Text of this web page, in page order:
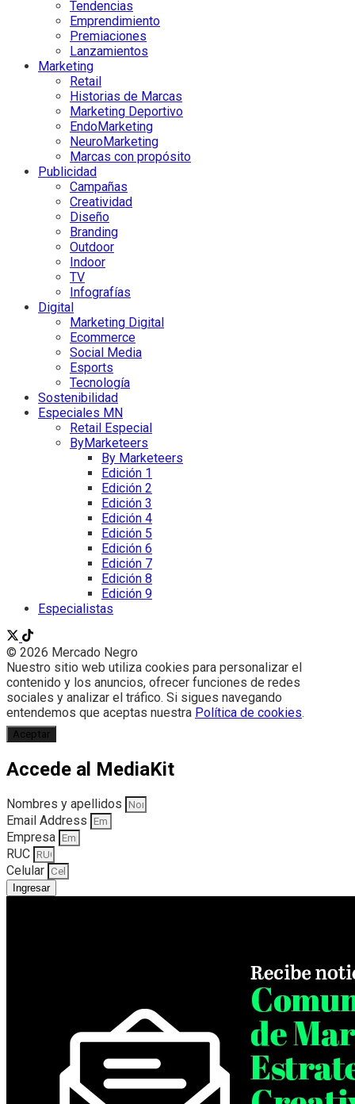
Tendencias
Emprendimiento
Premiaciones
Lanzamientos
Marketing
Retail
Historias de Marcas
Marketing Deportivo
EndoMarketing
NeuroMarketing
Marcas con propósito
Publicidad
Campañas
Creatividad
Diseño
Branding
Outdoor
Indoor
TV
Infografías
Digital
Marketing Digital
Ecommerce
Social Media
Esports
Tecnología
Sostenibilidad
Especiales MN
Retail Especial
ByMarketeers
By Marketeers
Edición 1
Edición 2
Edición 3
Edición 4
Edición 5
Edición 6
Edición 7
Edición 8
Edición 9
Especialistas
© 2026 Mercado Negro
Nuestro sitio web utiliza cookies para personalizar el
contenido y los anuncios, ofrecer funciones de redes
sociales y analizar el tráfico. Si sigues navegando
entendemos que aceptas nuestra Política de cookies.
Aceptar
Accede al MediaKit
Nombres y apellidos
Email Address
Empresa
RUC
Celular
Ingresar